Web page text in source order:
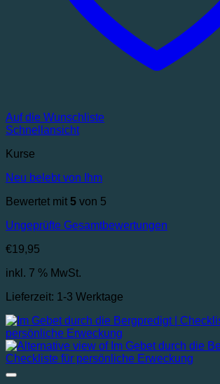
Auf die Wunschliste
Schnellansicht
Kurse
Neu belebt von Ihm
Bewertet mit 5 von 5
Ungeprüfte Gesamtbewertungen
€19,95
inkl. 7 % MwSt.
Lieferzeit: 1-3 Werktage